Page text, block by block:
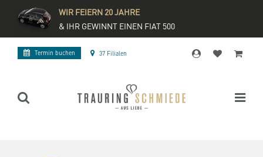
WIR FEIERN 20 JAHRE
& IHR GEWINNT EINEN FIAT 500
Termin buchen 37 Filialen